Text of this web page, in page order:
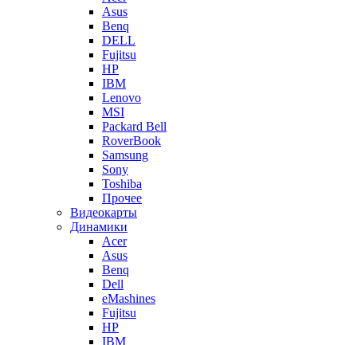
Asus
Benq
DELL
Fujitsu
HP
IBM
Lenovo
MSI
Packard Bell
RoverBook
Samsung
Sony
Toshiba
Прочее
Видеокарты
Динамики
Acer
Asus
Benq
Dell
eMashines
Fujitsu
HP
IBM